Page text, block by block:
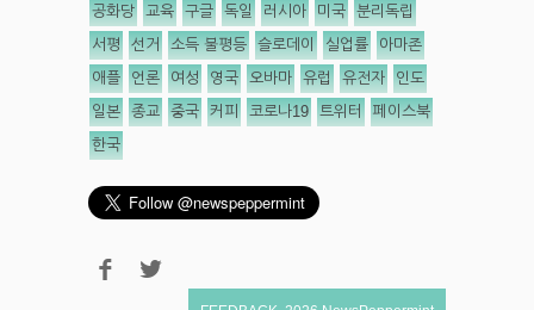
공화당 교육 구글 독일 러시아 미국 분리독립
서평 선거 소득 불평등 슬로데이 실업률 아마존
애플 언론 여성 영국 오바마 유럽 유전자 인도
일본 종교 중국 커피 코로나19 트위터 페이스북
한국